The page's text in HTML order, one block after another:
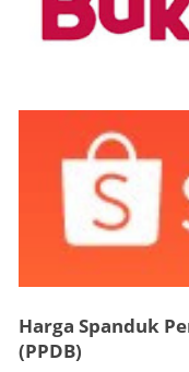
Harga Spanduk
(PPDB)